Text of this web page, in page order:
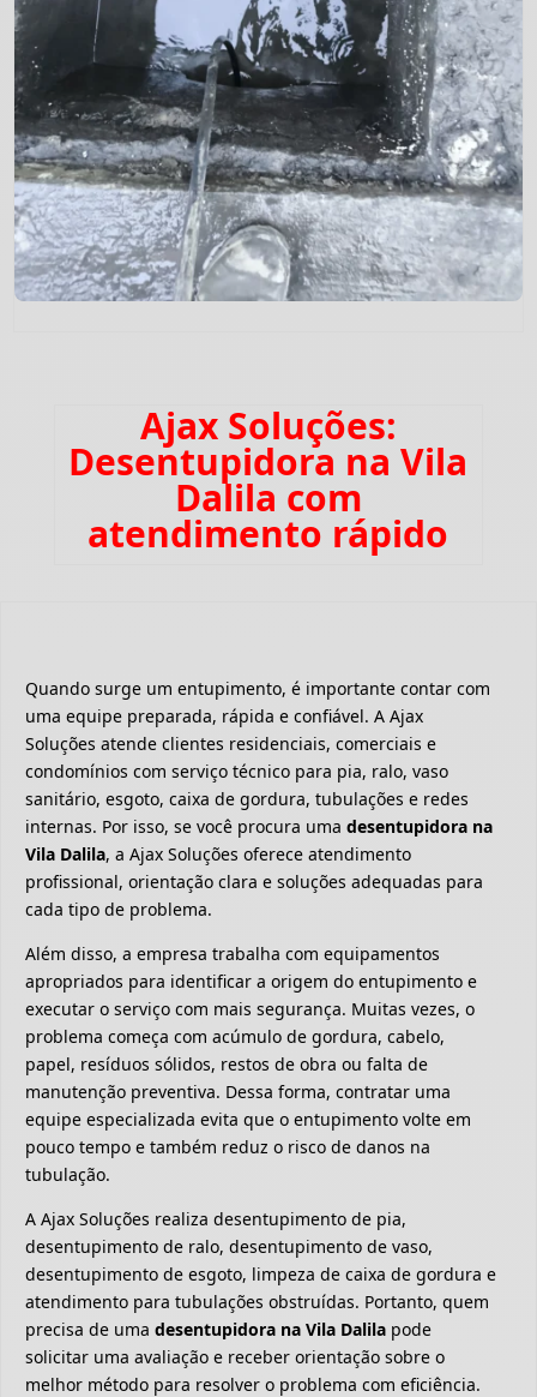
Ajax Soluções:
Desentupidora na Vila
Dalila com
atendimento rápido
Quando surge um entupimento, é importante contar com
uma equipe preparada, rápida e confiável. A Ajax
Soluções atende clientes residenciais, comerciais e
condomínios com serviço técnico para pia, ralo, vaso
sanitário, esgoto, caixa de gordura, tubulações e redes
internas. Por isso, se você procura uma desentupidora na
Vila Dalila, a Ajax Soluções oferece atendimento
profissional, orientação clara e soluções adequadas para
cada tipo de problema.
Além disso, a empresa trabalha com equipamentos
apropriados para identificar a origem do entupimento e
executar o serviço com mais segurança. Muitas vezes, o
problema começa com acúmulo de gordura, cabelo,
papel, resíduos sólidos, restos de obra ou falta de
manutenção preventiva. Dessa forma, contratar uma
equipe especializada evita que o entupimento volte em
pouco tempo e também reduz o risco de danos na
tubulação.
A Ajax Soluções realiza desentupimento de pia,
desentupimento de ralo, desentupimento de vaso,
desentupimento de esgoto, limpeza de caixa de gordura e
atendimento para tubulações obstruídas. Portanto, quem
precisa de uma desentupidora na Vila Dalila pode
solicitar uma avaliação e receber orientação sobre o
melhor método para resolver o problema com eficiência.